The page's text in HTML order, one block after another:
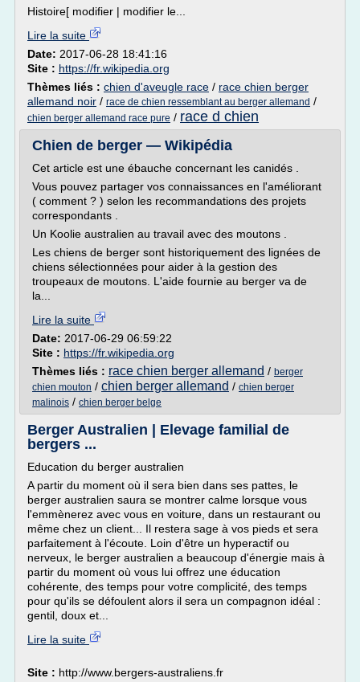
Histoire[ modifier | modifier le...
Lire la suite
Date: 2017-06-28 18:41:16
Site : https://fr.wikipedia.org
Thèmes liés : chien d'aveugle race / race chien berger
allemand noir / race de chien ressemblant au berger allemand /
chien berger allemand race pure / race d chien
Chien de berger — Wikipédia
Cet article est une ébauche concernant les canidés .
Vous pouvez partager vos connaissances en l'améliorant
( comment ? ) selon les recommandations des projets
correspondants .
Un Koolie australien au travail avec des moutons .
Les chiens de berger sont historiquement des lignées de
chiens sélectionnées pour aider à la gestion des
troupeaux de moutons. L'aide fournie au berger va de
la...
Lire la suite
Date: 2017-06-29 06:59:22
Site : https://fr.wikipedia.org
Thèmes liés : race chien berger allemand / berger
chien mouton / chien berger allemand / chien berger
malinois / chien berger belge
Berger Australien | Elevage familial de
bergers ...
Education du berger australien
A partir du moment où il sera bien dans ses pattes, le
berger australien saura se montrer calme lorsque vous
l'emmènerez avec vous en voiture, dans un restaurant ou
même chez un client... Il restera sage à vos pieds et sera
parfaitement à l'écoute. Loin d'être un hyperactif ou
nerveux, le berger australien a beaucoup d'énergie mais à
partir du moment où vous lui offrez une éducation
cohérente, des temps pour votre complicité, des temps
pour qu'ils se défoulent alors il sera un compagnon idéal :
gentil, doux et...
Lire la suite
Site : http://www.bergers-australiens.fr